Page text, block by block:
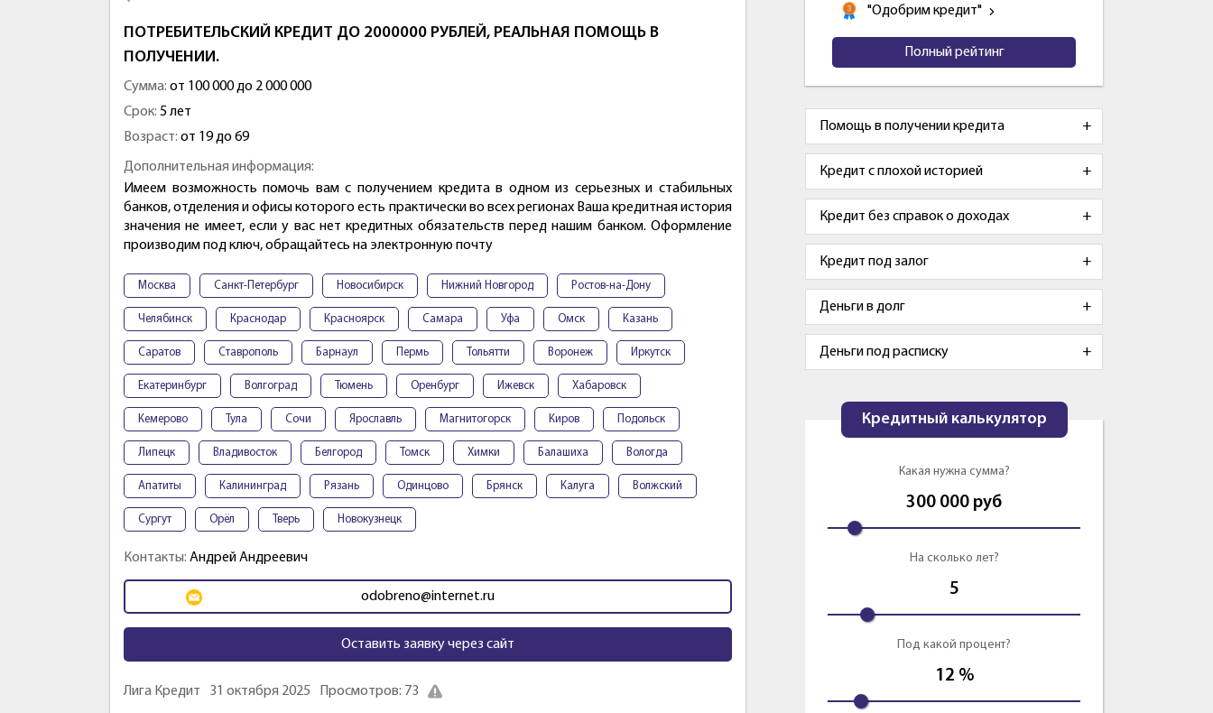
ПОТРЕБИТЕЛЬСКИЙ КРЕДИТ ДО 2000000 РУБЛЕЙ, РЕАЛЬНАЯ ПОМОЩЬ В
ПОЛУЧЕНИИ.
Сумма: от 100 000 до 2 000 000
Срок: 5 лет
Возраст: от 19 до 69
Дополнительная информация:
Имеем возможность помочь вам с получением кредита в одном из серьезных и стабильных
банков, отделения и офисы которого есть практически во всех регионах Ваша кредитная история
значения не имеет, если у вас нет кредитных обязательств перед нашим банком. Оформление
производим под ключ, обращайтесь на электронную почту
Москва Санкт-Петербург Новосибирск Нижний Новгород Ростов-на-Дону
Челябинск Краснодар Красноярск Самара Уфа Омск Казань
Саратов Ставрополь Барнаул Пермь Тольятти Воронеж Иркутск
Екатеринбург Волгоград Тюмень Оренбург Ижевск Хабаровск
Кемерово Тула Сочи Ярославль Магнитогорск Киров Подольск
Липецк Владивосток Белгород Томск Химки Балашиха Вологда
Апатиты Калининград Рязань Одинцово Брянск Калуга Волжский
Сургут Орёл Тверь Новокузнецк
Контакты: Андрей Андреевич
odobreno@internet.ru
Оставить заявку через сайт
Лига Кредит 31 октября 2025 Просмотров: 73
"Одобрим кредит"
Полный рейтинг
Помощь в получении кредита
Кредит с плохой историей
Кредит без справок о доходах
Кредит под залог
Деньги в долг
Деньги под расписку
Кредитный калькулятор
Какая нужна сумма?
300 000 руб
На сколько лет?
5
Под какой процент?
12 %